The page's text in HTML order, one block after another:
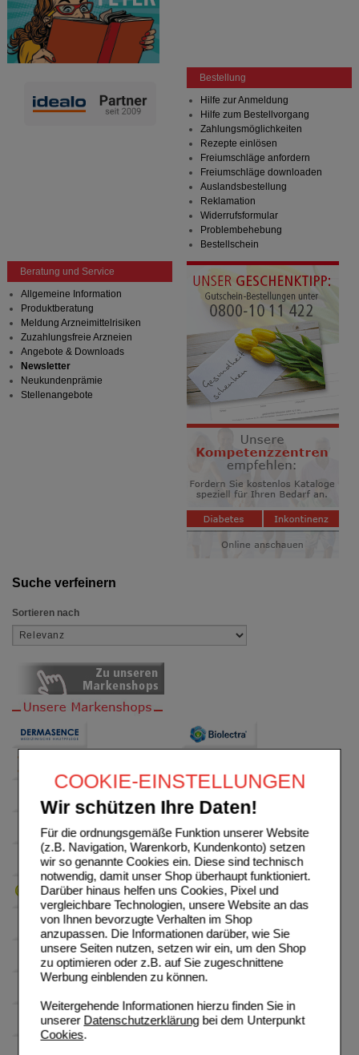
COOKIE-EINSTELLUNGEN
Wir schützen Ihre Daten!
Für die ordnungsgemäße Funktion unserer Website
(z.B. Navigation, Warenkorb, Kundenkonto) setzen
wir so genannte Cookies ein. Diese sind technisch
notwendig, damit unser Shop überhaupt funktioniert.
Darüber hinaus helfen uns Cookies, Pixel und
vergleichbare Technologien, unsere Website an das
von Ihnen bevorzugte Verhalten im Shop
anzupassen. Die Informationen darüber, wie Sie
unsere Seiten nutzen, setzen wir ein, um den Shop
zu optimieren oder z.B. auf Sie zugeschnittene
Werbung einblenden zu können.
Weitergehende Informationen hierzu finden Sie in
unserer Datenschutzerklärungbei dem Unterpunkt
Cookies.
Suche verfeinern
Sortieren nach
Bestellung
Hilfe zur Anmeldung
Hilfe zum Bestellvorgang
Zahlungsmöglichkeiten
Rezepte einlösen
Freiumschläge anfordern
Freiumschläge downloaden
Auslandsbestellung
Reklamation
Widerrufsformular
Problembehebung
Bestellschein
Beratung und Service
Allgemeine Information
Produktberatung
Meldung Arzneimittelrisiken
Zuzahlungsfreie Arzneien
Angebote & Downloads
Newsletter
Neukundenprämie
Stellenangebote